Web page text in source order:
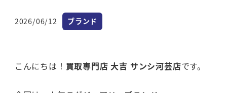
投稿日
2026/06/12 カテゴリー
ブランド
こんにちは！ 買取専門店 大吉 サンシ河芸店です。